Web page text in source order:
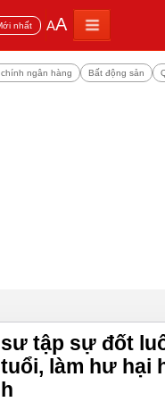
nhất AA
chính ngân hàng Bất động sản
tập sự đốt
làm hư hại